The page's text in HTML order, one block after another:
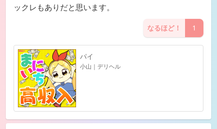
ックレもありだと思います。
なるほど！ 1
パイ
小山｜デリヘル